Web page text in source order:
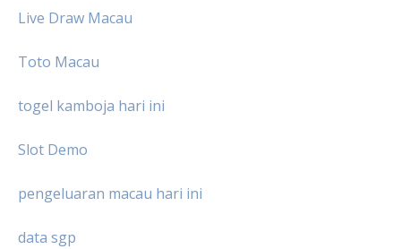
Live Draw Macau
Toto Macau
togel kamboja hari ini
Slot Demo
pengeluaran macau hari ini
data sgp